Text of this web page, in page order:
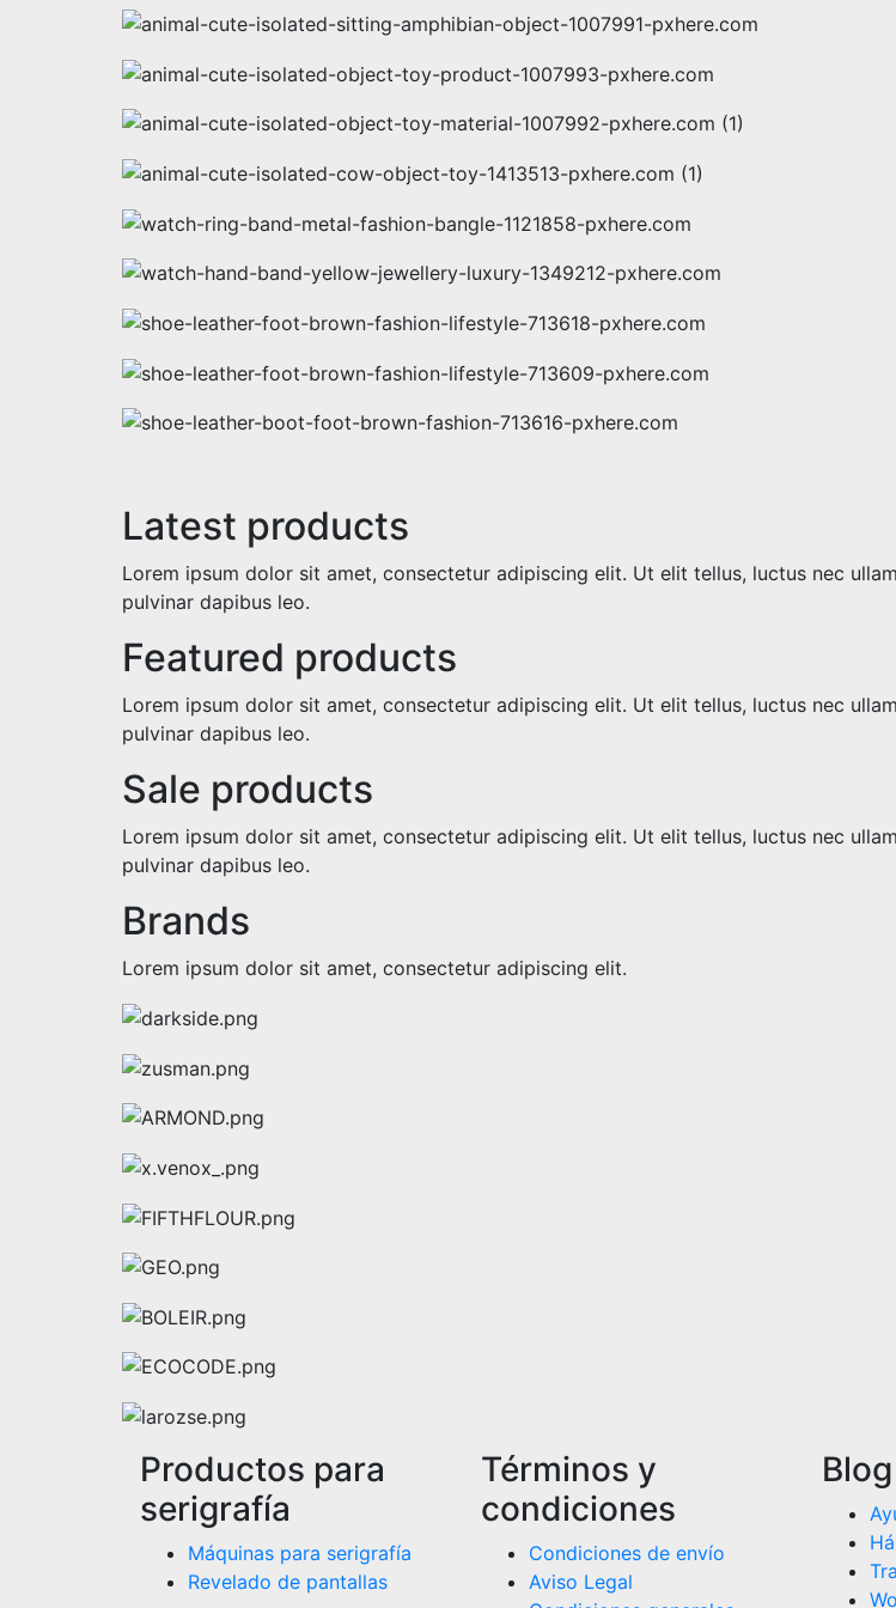
Latest products
Lorem ipsum dolor sit amet, consectetur adipiscing elit. Ut elit tellus, luctus nec
pulvinar dapibus leo.
Featured products
Lorem ipsum dolor sit amet, consectetur adipiscing elit. Ut elit tellus, luctus nec
pulvinar dapibus leo.
Sale products
Lorem ipsum dolor sit amet, consectetur adipiscing elit. Ut elit tellus, luctus nec
pulvinar dapibus leo.
Brands
Lorem ipsum dolor sit amet, consectetur adipiscing elit.
Productos para
serigrafía
Máquinas para serigrafía
Revelado de pantallas
Términos y
condiciones
Condiciones de envío
Aviso Legal